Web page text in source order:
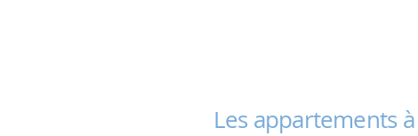
Les appartements